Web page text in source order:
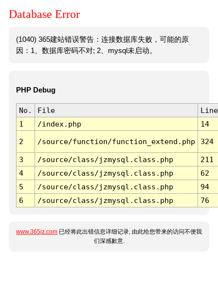
Database Error
(1040) 365建站错误警告：连接数据库失败，可能的原
因：1、数据库密码不对; 2、mysql未启动。
PHP Debug
No. File
Line
1
/index.php 14
2 /source/function/function_extend.php 324
3 /source/class/jzmysql.class.php
211
4
/source/class/jzmysql.class.php
62
5
/source/class/jzmysql.class.php
94
6
/source/class/jzmysql.class.php 76
www.365jz.com 已经将此出错信息详细记录, 由此给您带来的访问不便我
们深感歉意.